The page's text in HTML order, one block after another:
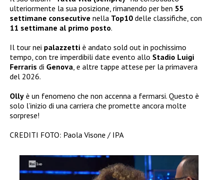
ulteriormente la sua posizione, rimanendo per ben 55
settimane consecutive nella Top10 delle classifiche, con
11 settimane al primo posto.
Il tour nei palazzetti è andato sold out in pochissimo
tempo, con tre imperdibili date evento allo Stadio Luigi
Ferraris di Genova , e altre tappe attese per la primavera
del 2026.
Olly è un fenomeno che non accenna a fermarsi. Questo è
solo l’inizio di una carriera che promette ancora molte
sorprese!
CREDITI FOTO: Paola Visone / IPA